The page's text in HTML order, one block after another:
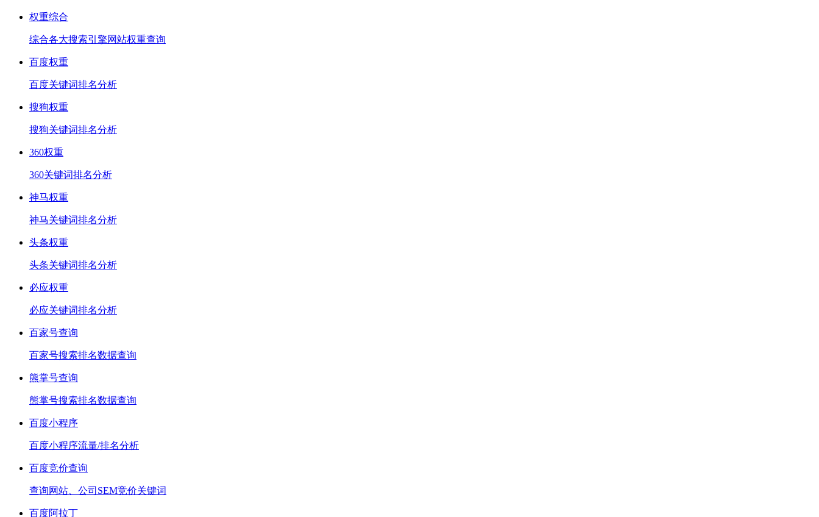
权重综合
综合各大搜索引擎网站权重查询
百度权重
百度关键词排名分析
搜狗权重
搜狗关键词排名分析
360权重
360关键词排名分析
神马权重
神马关键词排名分析
头条权重
头条关键词排名分析
必应权重
必应关键词排名分析
百家号查询
百家号搜索排名数据查询
熊掌号查询
熊掌号搜索排名数据查询
百度小程序
百度小程序流量/排名分析
百度竞价查询
查询网站、公司SEM竞价关键词
百度阿拉丁